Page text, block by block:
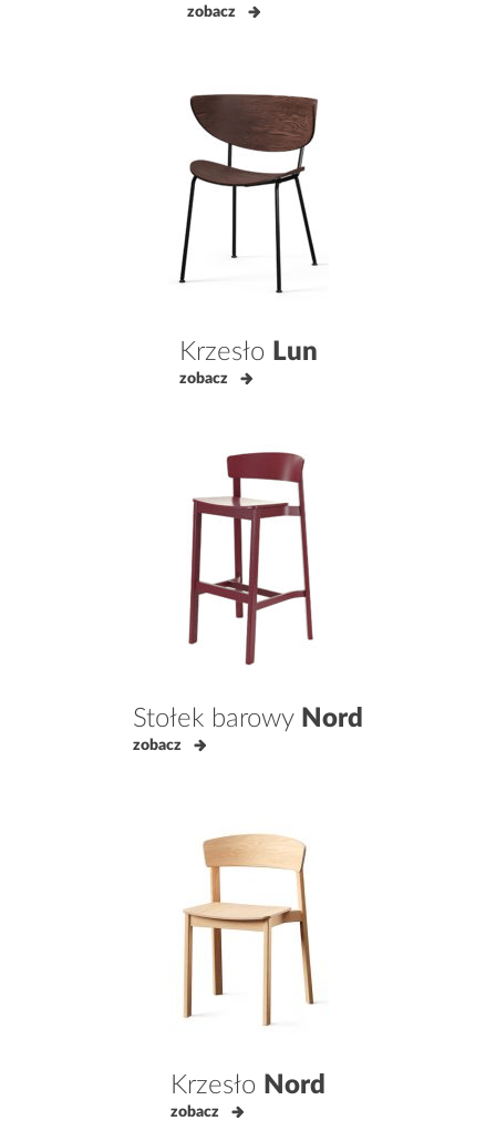
zobacz
Krzesło Lun
zobacz
Stołek barowy Nord
zobacz
Krzesło Nord
zobacz